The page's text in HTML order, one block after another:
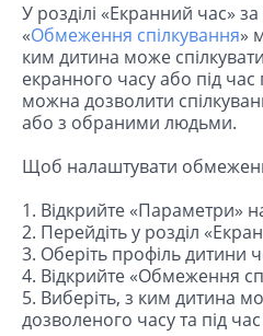
У розділі «Екранний час»
«Обмеження спілкування»
ким дитина може
екранного часу або під
можна дозволити
або з обраними людьми.
Щоб налаштувати
1. Відкрийте «Параметри»
2. Перейдіть у розділ
3. Оберіть профіль дитини
4. Відкрийте «Обмеження
5. Виберіть, з ким дитина
дозволеного часу та під